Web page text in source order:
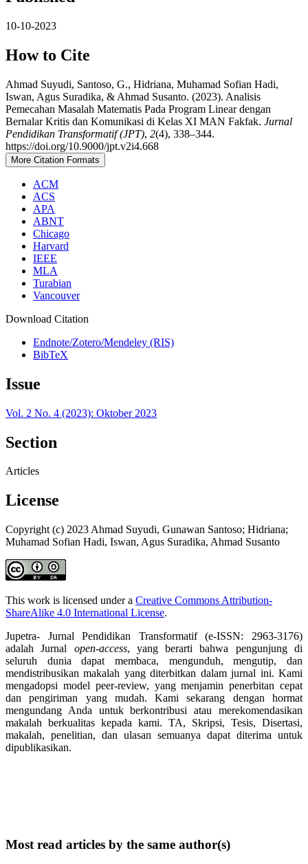
10-10-2023
How to Cite
Ahmad Suyudi, Santoso, G., Hidriana, Muhamad Sofian Hadi,
Iswan, Agus Suradika, & Ahmad Susanto. (2023). Analisis
Pemecahan Masalah Matematis Pada Program Linear dengan
Bernalar Kritis dan Komunikasi di Kelas XI MAN Fakfak. Jurnal
Pendidikan Transformatif (JPT), 2(4), 338–344.
https://doi.org/10.9000/jpt.v2i4.668
More Citation Formats
ACM
ACS
APA
ABNT
Chicago
Harvard
IEEE
MLA
Turabian
Vancouver
Download Citation
Endnote/Zotero/Mendeley (RIS)
BibTeX
Issue
Vol. 2 No. 4 (2023): Oktober 2023
Section
Articles
License
Copyright (c) 2023 Ahmad Suyudi, Gunawan Santoso; Hidriana;
Muhamad Sofian Hadi, Iswan, Agus Suradika, Ahmad Susanto
This work is licensed under a Creative Commons Attribution-
ShareAlike 4.0 International License.
Jupetra- Jurnal Pendidikan Transformatif (e-ISSN: 2963-3176)
adalah Jurnal open-access, yang berarti bahwa pengunjung di
seluruh dunia dapat membaca, mengunduh, mengutip, dan
mendistribusikan makalah yang diterbitkan dalam jurnal ini. Kami
mengadopsi model peer-review, yang menjamin penerbitan cepat
dan pengiriman yang mudah. Kami sekarang dengan hormat
mengundang Anda untuk berkontribusi atau merekomendasikan
makalah berkualitas kepada kami. TA, Skripsi, Tesis, Disertasi,
makalah, penelitian, dan ulasan semuanya dapat diterima untuk
dipublikasikan.
Most read articles by the same author(s)